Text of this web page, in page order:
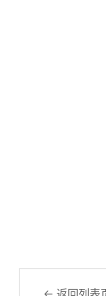
← 返回列表